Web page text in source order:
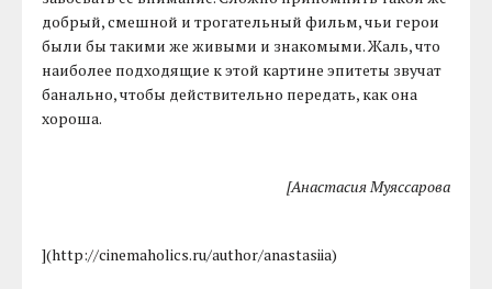
добрый, смешной и трогательный фильм, чьи герои
были бы такими же живыми и знакомыми. Жаль, что
наиболее подходящие к этой картине эпитеты звучат
банально, чтобы действительно передать, как она
хороша.
[Анастасия Муяссарова
](http://cinemaholics.ru/author/anastasiia)